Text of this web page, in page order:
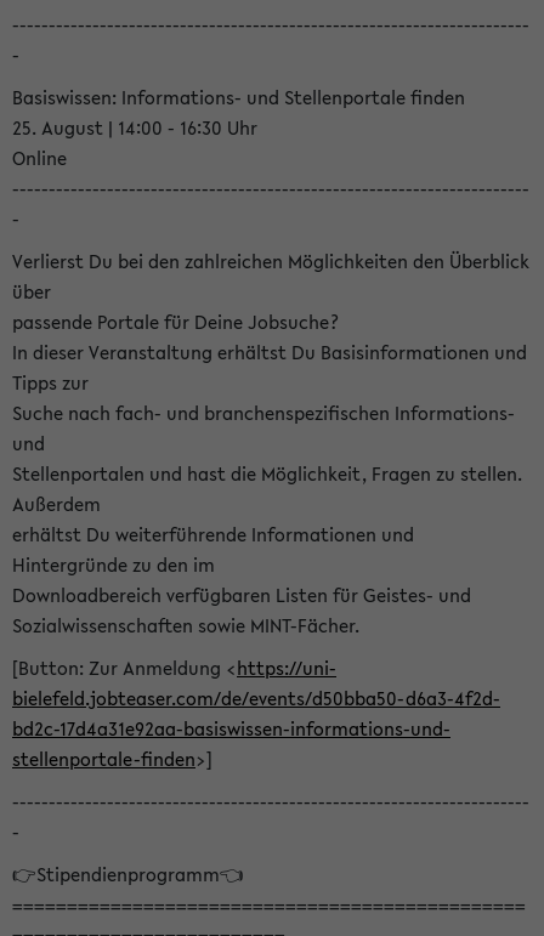
-----------------------------------------------------------------------
-
Basiswissen: Informations- und Stellenportale finden
25. August | 14:00 - 16:30 Uhr
Online
-----------------------------------------------------------------------
-
Verlierst Du bei den zahlreichen Möglichkeiten den Überblick
über
passende Portale für Deine Jobsuche?
In dieser Veranstaltung erhältst Du Basisinformationen und
Tipps zur
Suche nach fach- und branchenspezifischen Informations-
und
Stellenportalen und hast die Möglichkeit, Fragen zu stellen.
Außerdem
erhältst Du weiterführende Informationen und
Hintergründe zu den im
Downloadbereich verfügbaren Listen für Geistes- und
Sozialwissenschaften sowie MINT-Fächer.
[Button: Zur Anmeldung <https://uni-
bielefeld.jobteaser.com/de/events/d50bba50-d6a3-4f2d-
bd2c-17d4a31e92aa-basiswissen-informations-und-
stellenportale-finden>]
-----------------------------------------------------------------------
-
👉Stipendienprogramm👈
===============================================